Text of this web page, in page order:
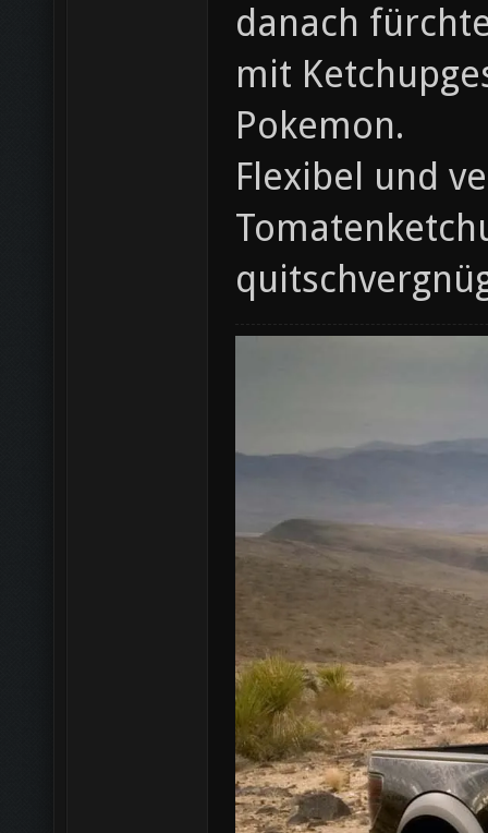
danach
mit
Pokemon.
Flexibel und